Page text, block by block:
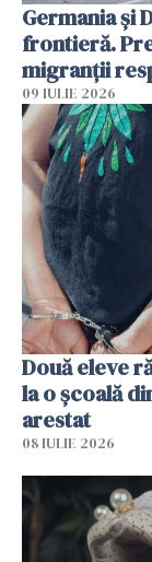
Germania și
frontieră.
migranții
09 IULIE 2026
Două eleve
la o școală
arestat
08 IULIE 2026